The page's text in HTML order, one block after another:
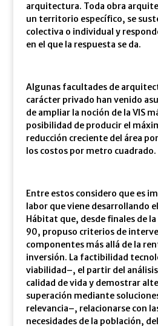
arquitectura. Toda obra
un territorio específico, se
colectiva o individual y
en el que la respuesta se da.
Algunas facultades de
carácter privado han venido
de ampliar la noción de la VIS
posibilidad de producir el
reducción creciente del área
los costos por metro cuadrado.
Entre estos considero que es
labor que viene desarrollando
Hábitat que, desde finales de la
90, propuso criterios de
componentes más allá de la
inversión. La factibilidad
viabilidad–, el partir del
calidad de vida y demostrar
superación mediante
relevancia–, relacionarse con
necesidades de la población,